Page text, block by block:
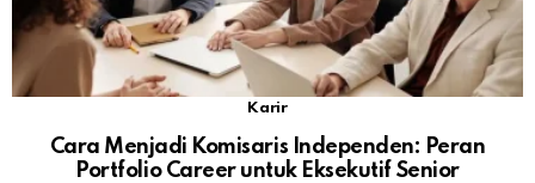
Karir
Cara Menjadi Komisaris Independen: Peran
Portfolio Career untuk Eksekutif Senior